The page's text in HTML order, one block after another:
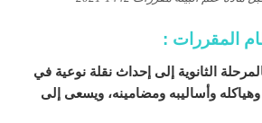
المقررات :
الثانوية إلى إحداث نقلة نوعية في
وهياكله وأساليبه ومضامينه، ويسعى إلى